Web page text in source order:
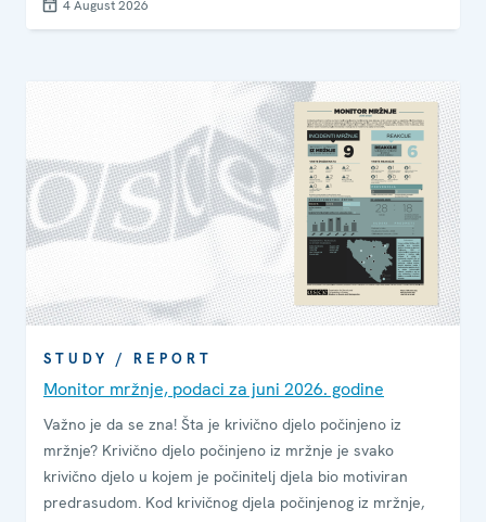
pravovremenu, transparentnu i tačnu komunikaciju s
4 August 2026
STUDY / REPORT
Monitor mržnje, podaci za juni 2026. godine
Važno je da se zna! Šta je krivično djelo počinjeno iz
mržnje? Krivično djelo počinjeno iz mržnje je svako
krivično djelo u kojem je počinitelj djela bio motiviran
predrasudom. Kod krivičnog djela počinjenog iz mržnje,